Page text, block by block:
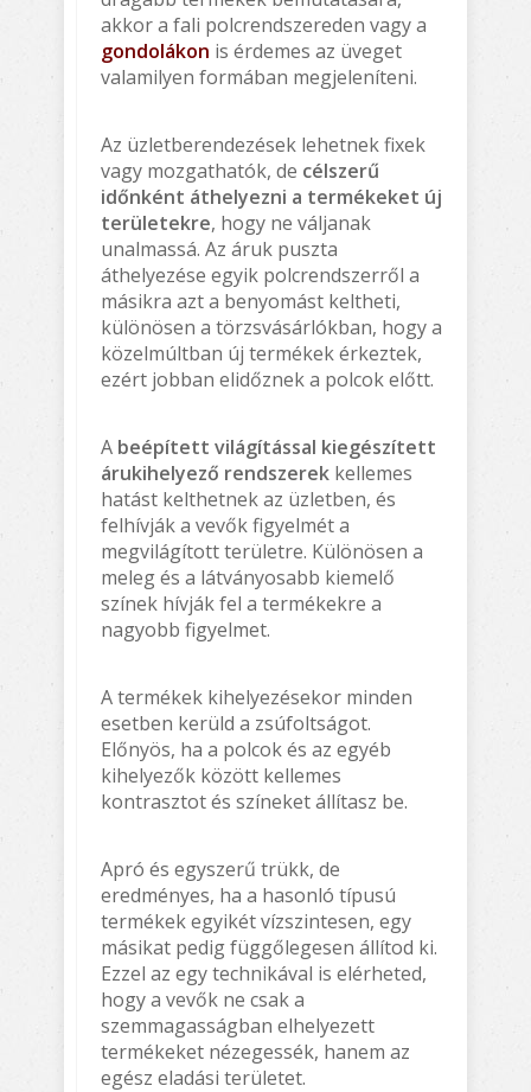
akkor a fali polcrendszereden vagy a
gondolákon is érdemes az üveget
valamilyen formában megjeleníteni.
Az üzletberendezések lehetnek fixek
vagy mozgathatók, de célszerű
időnként áthelyezni a termékeket új
területekre, hogy ne váljanak
unalmassá. Az áruk puszta
áthelyezése egyik polcrendszerről a
másikra azt a benyomást keltheti,
különösen a törzsvásárlókban, hogy a
közelmúltban új termékek érkeztek,
ezért jobban elidőznek a polcok előtt.
A beépített világítással kiegészített
árukihelyező rendszerek kellemes
hatást kelthetnek az üzletben, és
felhívják a vevők figyelmét a
megvilágított területre. Különösen a
meleg és a látványosabb kiemelő
színek hívják fel a termékekre a
nagyobb figyelmet.
A termékek kihelyezésekor minden
esetben kerüld a zsúfoltságot.
Előnyös, ha a polcok és az egyéb
kihelyezők között kellemes
kontrasztot és színeket állítasz be.
Apró és egyszerű trükk, de
eredményes, ha a hasonló típusú
termékek egyikét vízszintesen, egy
másikat pedig függőlegesen állítod ki.
Ezzel az egy technikával is elérheted,
hogy a vevők ne csak a
szemmagasságban elhelyezett
termékeket nézegessék, hanem az
egész eladási területet.